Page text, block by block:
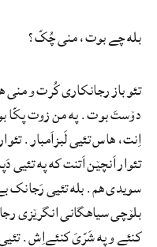
بله چے بوت، منی چُکّ؟
تئو باز رجانکاری کُرت و منی
دۆستَ بوت. په من زوت پکّا
اِنت، هاس تئیی لَبزاَمبار.
تئوار اَنچێن اَتنت که په
سویدی هم. بله تئیی رَجانک
بلۆچی سیاهگانی انگرێزی